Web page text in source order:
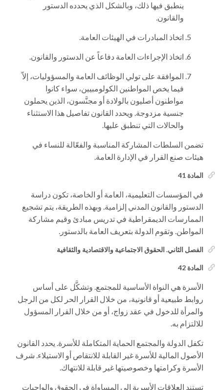
ينطبق فيها ذلك، وبالشكل الذي يحدده الدستور
والقانون.
اتخاذ المبادرات في الهيئات العامة.
اتخاذ الإجراءات العامة دفاعاً عن الدستور والقانون.
الموافقة على تولي الوظائف العامة والمسؤوليات، إلاّ
فيما يخص المواطنين الكولومبيين، سواء كانوا
مواطنون أصليون بالولادة أو مجنَّسون، الذين يحملون
جنسية مزدوجة. ويحدد القانون تفاصيل هذا الاستثناء
والحالات التي تنطبق عليها.
تضمن السلطات المشاركة المناسبة والفعّالة للنساء في
هيئات صنع القرار في الإدارة العامة.
المادة 41
في المؤسسات التعليمية، العامة أو الخاصة، تكون دراسة
الدستور والقانون المدني إلزامية. وبهذه الطريقة، يتم تشجيع
الممارسات الديمقراطية في تدريس مبادئ وقيم مشاركة
المواطن. وتقوم الدولة بتعريف العامة بالدستور.
الفصل الثاني. الحقوق الاجتماعية والاقتصادية والثقافية
المادة 42
الأسرة هي النواة الأساسية للمجتمع. وتشكَّل على أساس
روابط طبيعية أو قانونية، من خلال القرار الحر لكل من الرجل
والمرأة للدخول في عقد زواج، أو من خلال القرار المسؤول
للالتزام به.
تكفل الدولة والمجتمع الحماية المتكاملة للأسرة. يحدد القانون
الأصول المالية للأسرة غير القابلة للانتقاص أو الاستيلاء. شرف
الأسرة وكرامتها وخصوصيتها غير قابلة للانتهاك.
تستند العلاقات الأسرية إلى المساواة في الحقوق والواجبات